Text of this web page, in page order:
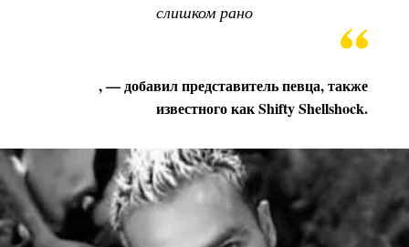
слишком рано
, — добавил представитель певца, также
известного как Shifty Shellshock.